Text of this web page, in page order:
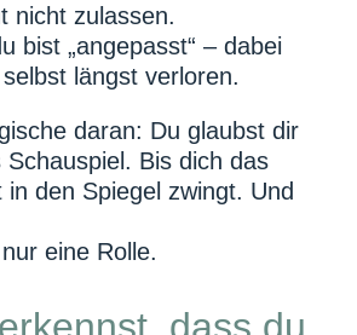
nicht zulassen.
bist „angepasst“ – dabei
längst verloren.
daran: Du glaubst dir
Schauspiel. Bis dich das
in den Spiegel zwingt. Und
eine Rolle.
dass du